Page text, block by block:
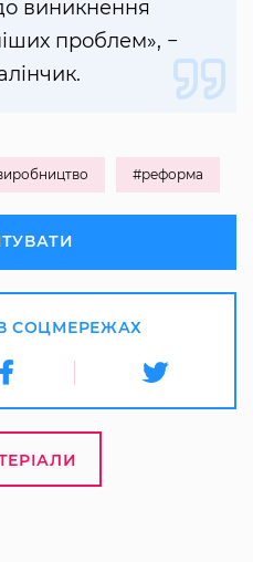
виникнення
проблем», −
#реформа
СОЦМЕРЕЖАХ